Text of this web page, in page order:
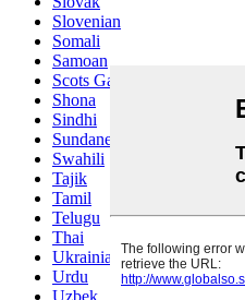
Slovenian
Somali
Samoan
Scots Gaelic
Shona
Sindhi
Sundanese
Swahili
Tajik
Tamil
Telugu
Thai
Ukrainian
Urdu
Uzbek